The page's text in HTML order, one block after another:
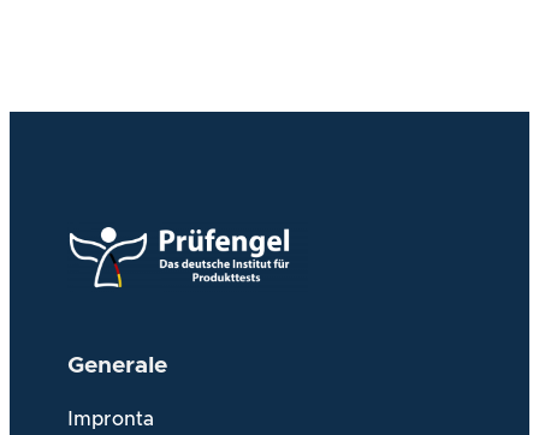
Generale
Impronta